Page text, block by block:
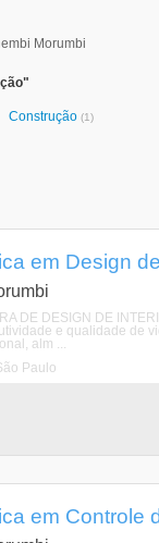
Morumbi
Construção (1)
em Design
DE DESIGN DE
e qualidade de
alm ...
Paulo
em Controle